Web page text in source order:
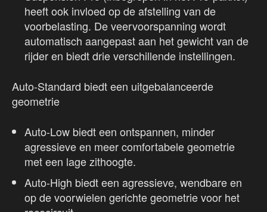
heeft ook invloed op de afstelling van de
voorbelasting. De veervoorspanning wordt
automatisch aangepast aan het gewicht van de
rijder en biedt drie verschillende instellingen.
Auto-Standard biedt een uitgebalanceerde
geometrie
Auto-Low biedt een ontspannen, minder
agressieve en meer comfortabele geometrie
met een lage zithoogte.
Auto-High biedt een agressieve, wendbare en
op de voorwielen gerichte geometrie voor het